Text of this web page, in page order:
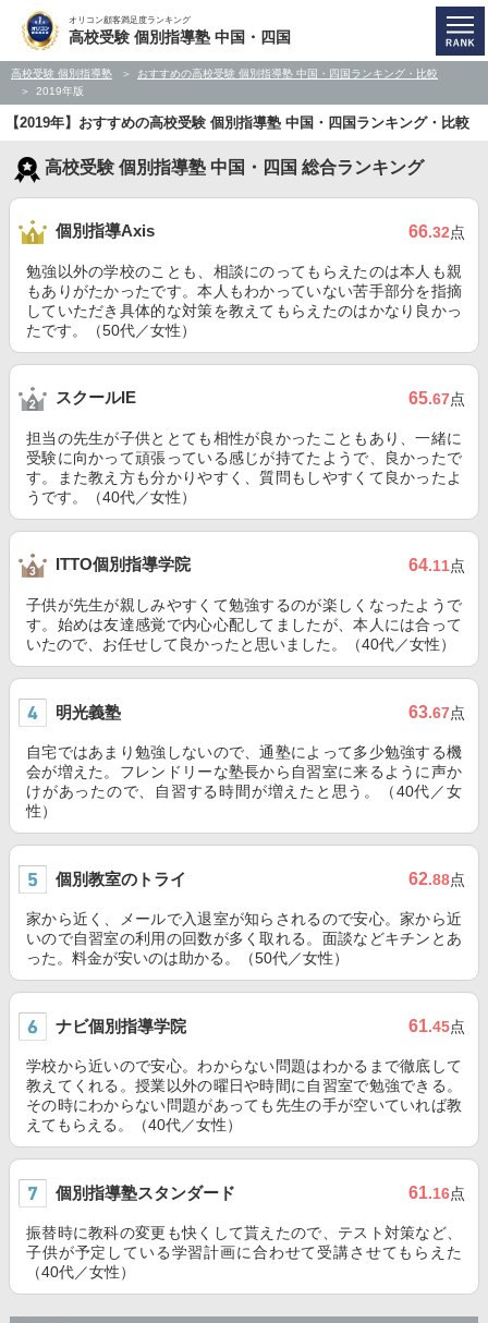
オリコン顧客満足度ランキング
高校受験 個別指導塾 中国・四国
高校受験 個別指導塾
おすすめの高校受験 個別指導塾 中国・四国ランキング・比較
2019年版
【2019年】おすすめの高校受験 個別指導塾 中国・四国ランキング・比較
高校受験 個別指導塾 中国・四国 総合ランキング
個別指導Axis 66.32点
勉強以外の学校のことも、相談にのってもらえたのは本人も親
もありがたかったです。本人もわかっていない苦手部分を指摘
していただき具体的な対策を教えてもらえたのはかなり良かっ
たです。（50代／女性）
スクールIE 65.67点
担当の先生が子供ととても相性が良かったこともあり、一緒に
受験に向かって頑張っている感じが持てたようで、良かったで
す。また教え方も分かりやすく、質問もしやすくて良かったよ
うです。（40代／女性）
ITTO個別指導学院 64.11点
子供が先生が親しみやすくて勉強するのが楽しくなったようで
す。始めは友達感覚で内心心配してましたが、本人には合って
いたので、お任せして良かったと思いました。（40代／女性）
明光義塾 63.67点
自宅ではあまり勉強しないので、通塾によって多少勉強する機
会が増えた。フレンドリーな塾長から自習室に来るように声か
けがあったので、自習する時間が増えたと思う。（40代／女
性）
個別教室のトライ 62.88点
家から近く、メールで入退室が知らされるので安心。家から近
いので自習室の利用の回数が多く取れる。面談などキチンとあ
った。料金が安いのは助かる。（50代／女性）
ナビ個別指導学院 61.45点
学校から近いので安心。わからない問題はわかるまで徹底して
教えてくれる。授業以外の曜日や時間に自習室で勉強できる。
その時にわからない問題があっても先生の手が空いていれば教
えてもらえる。（40代／女性）
個別指導塾スタンダード 61.16点
振替時に教科の変更も快くして貰えたので、テスト対策など、
子供が予定している学習計画に合わせて受講させてもらえた
（40代／女性）